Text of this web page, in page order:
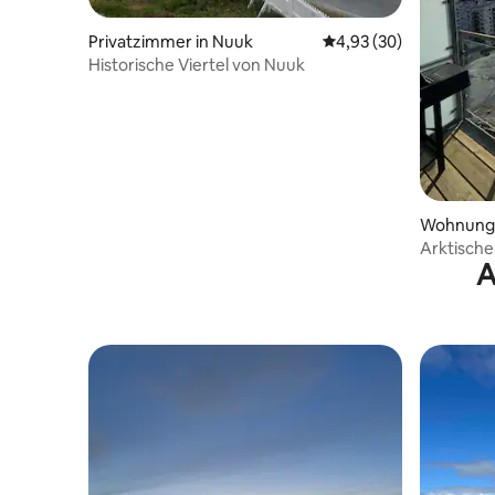
Privatzimmer in Nuuk Durchschnittliche
4,93 (30)
Historische Viertel von Nuuk
Wohnung